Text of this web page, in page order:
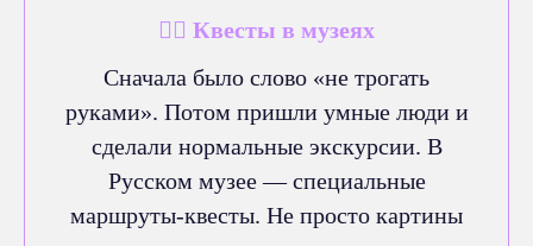
🕵️‍♂️ Квесты в музеях
Сначала было слово «не трогать
руками». Потом пришли умные люди и
сделали нормальные экскурсии. В
Русском музее — специальные
маршруты-квесты. Не просто картины